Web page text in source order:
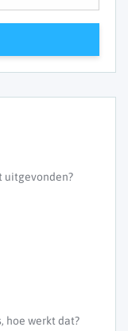
uitgevonden?
hoe werkt dat?